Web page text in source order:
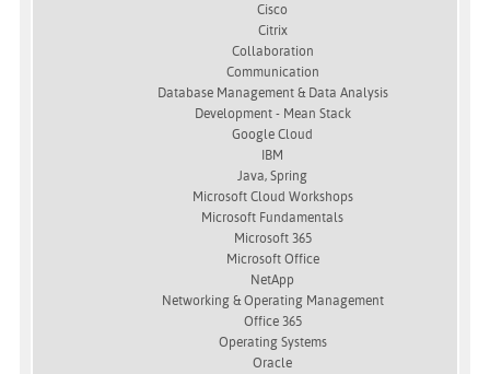
Cisco
Citrix
Collaboration
Communication
Database Management & Data Analysis
Development - Mean Stack
Google Cloud
IBM
Java, Spring
Microsoft Cloud Workshops
Microsoft Fundamentals
Microsoft 365
Microsoft Office
NetApp
Networking & Operating Management
Office 365
Operating Systems
Oracle